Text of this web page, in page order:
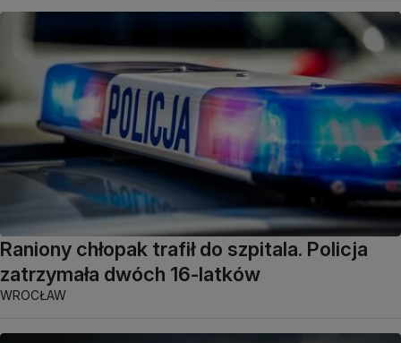
Raniony chłopak trafił do szpitala. Policja
zatrzymała dwóch 16-latków
WROCŁAW